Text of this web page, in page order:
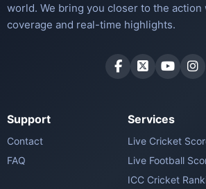
world. We bring you closer to the
coverage and real-time highlights.
Support
Contact
FAQ
Services
Live Cricket
Live Football
ICC Cricket